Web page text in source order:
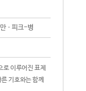
ㆍ피크-병
이루어진 표제
기호와는 함께